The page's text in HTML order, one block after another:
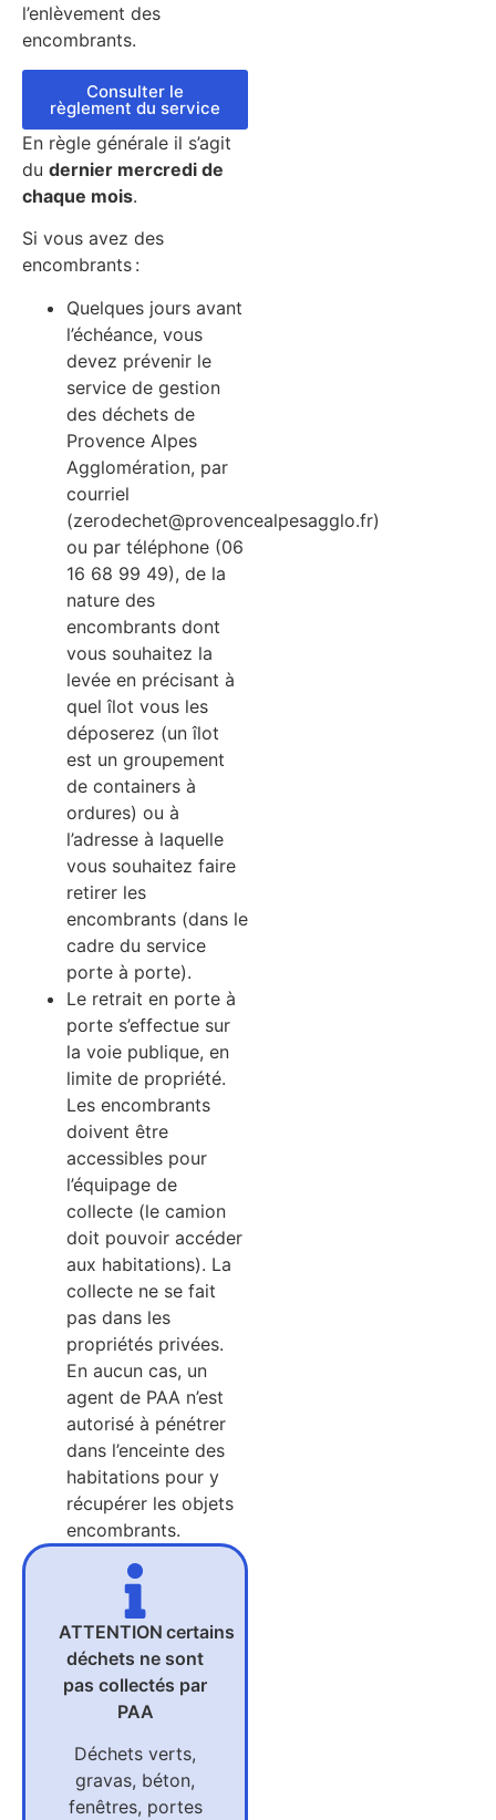
l’enlèvement des
encombrants.
Consulter le
règlement du service
En règle générale il s’agit
du dernier mercredi de
chaque mois.
Si vous avez des
encombrants :
Quelques jours avant
l’échéance, vous
devez prévenir le
service de gestion
des déchets de
Provence Alpes
Agglomération, par
courriel
(zerodechet@provencealpesagglo.fr)
ou par téléphone (06
16 68 99 49), de la
nature des
encombrants dont
vous souhaitez la
levée en précisant à
quel îlot vous les
déposerez (un îlot
est un groupement
de containers à
ordures) ou à
l’adresse à laquelle
vous souhaitez faire
retirer les
encombrants (dans le
cadre du service
porte à porte).
Le retrait en porte à
porte s’effectue sur
la voie publique, en
limite de propriété.
Les encombrants
doivent être
accessibles pour
l’équipage de
collecte (le camion
doit pouvoir accéder
aux habitations). La
collecte ne se fait
pas dans les
propriétés privées.
En aucun cas, un
agent de PAA n’est
autorisé à pénétrer
dans l’enceinte des
habitations pour y
récupérer les objets
encombrants.
ATTENTION certains
déchets ne sont
pas collectés par
PAA
Déchets verts,
gravas, béton,
fenêtres, portes